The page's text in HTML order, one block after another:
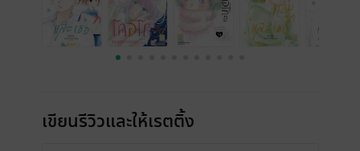
เขียนรีวิวและให้เรตติ้ง